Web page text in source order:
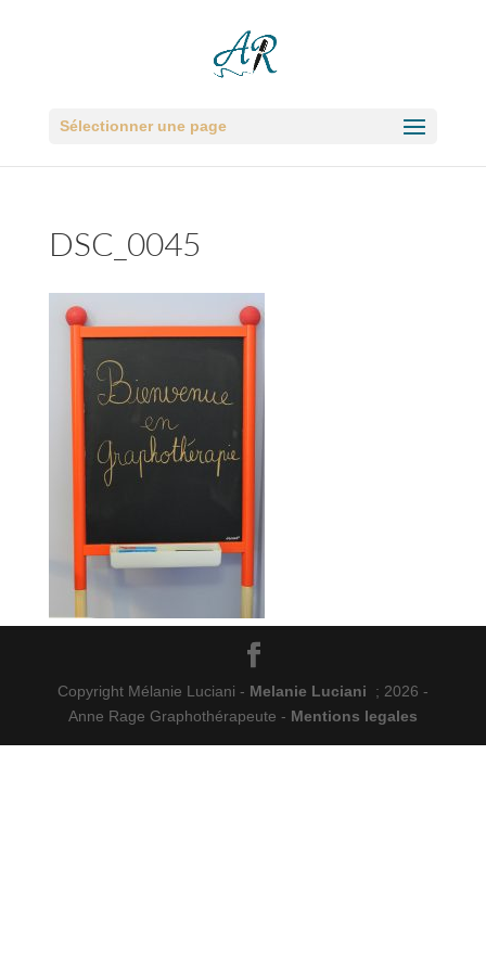
Sélectionner une page
DSC_0045
Copyright Mélanie Luciani - Melanie Luciani ; 2026 -
Anne Rage Graphothérapeute - Mentions legales